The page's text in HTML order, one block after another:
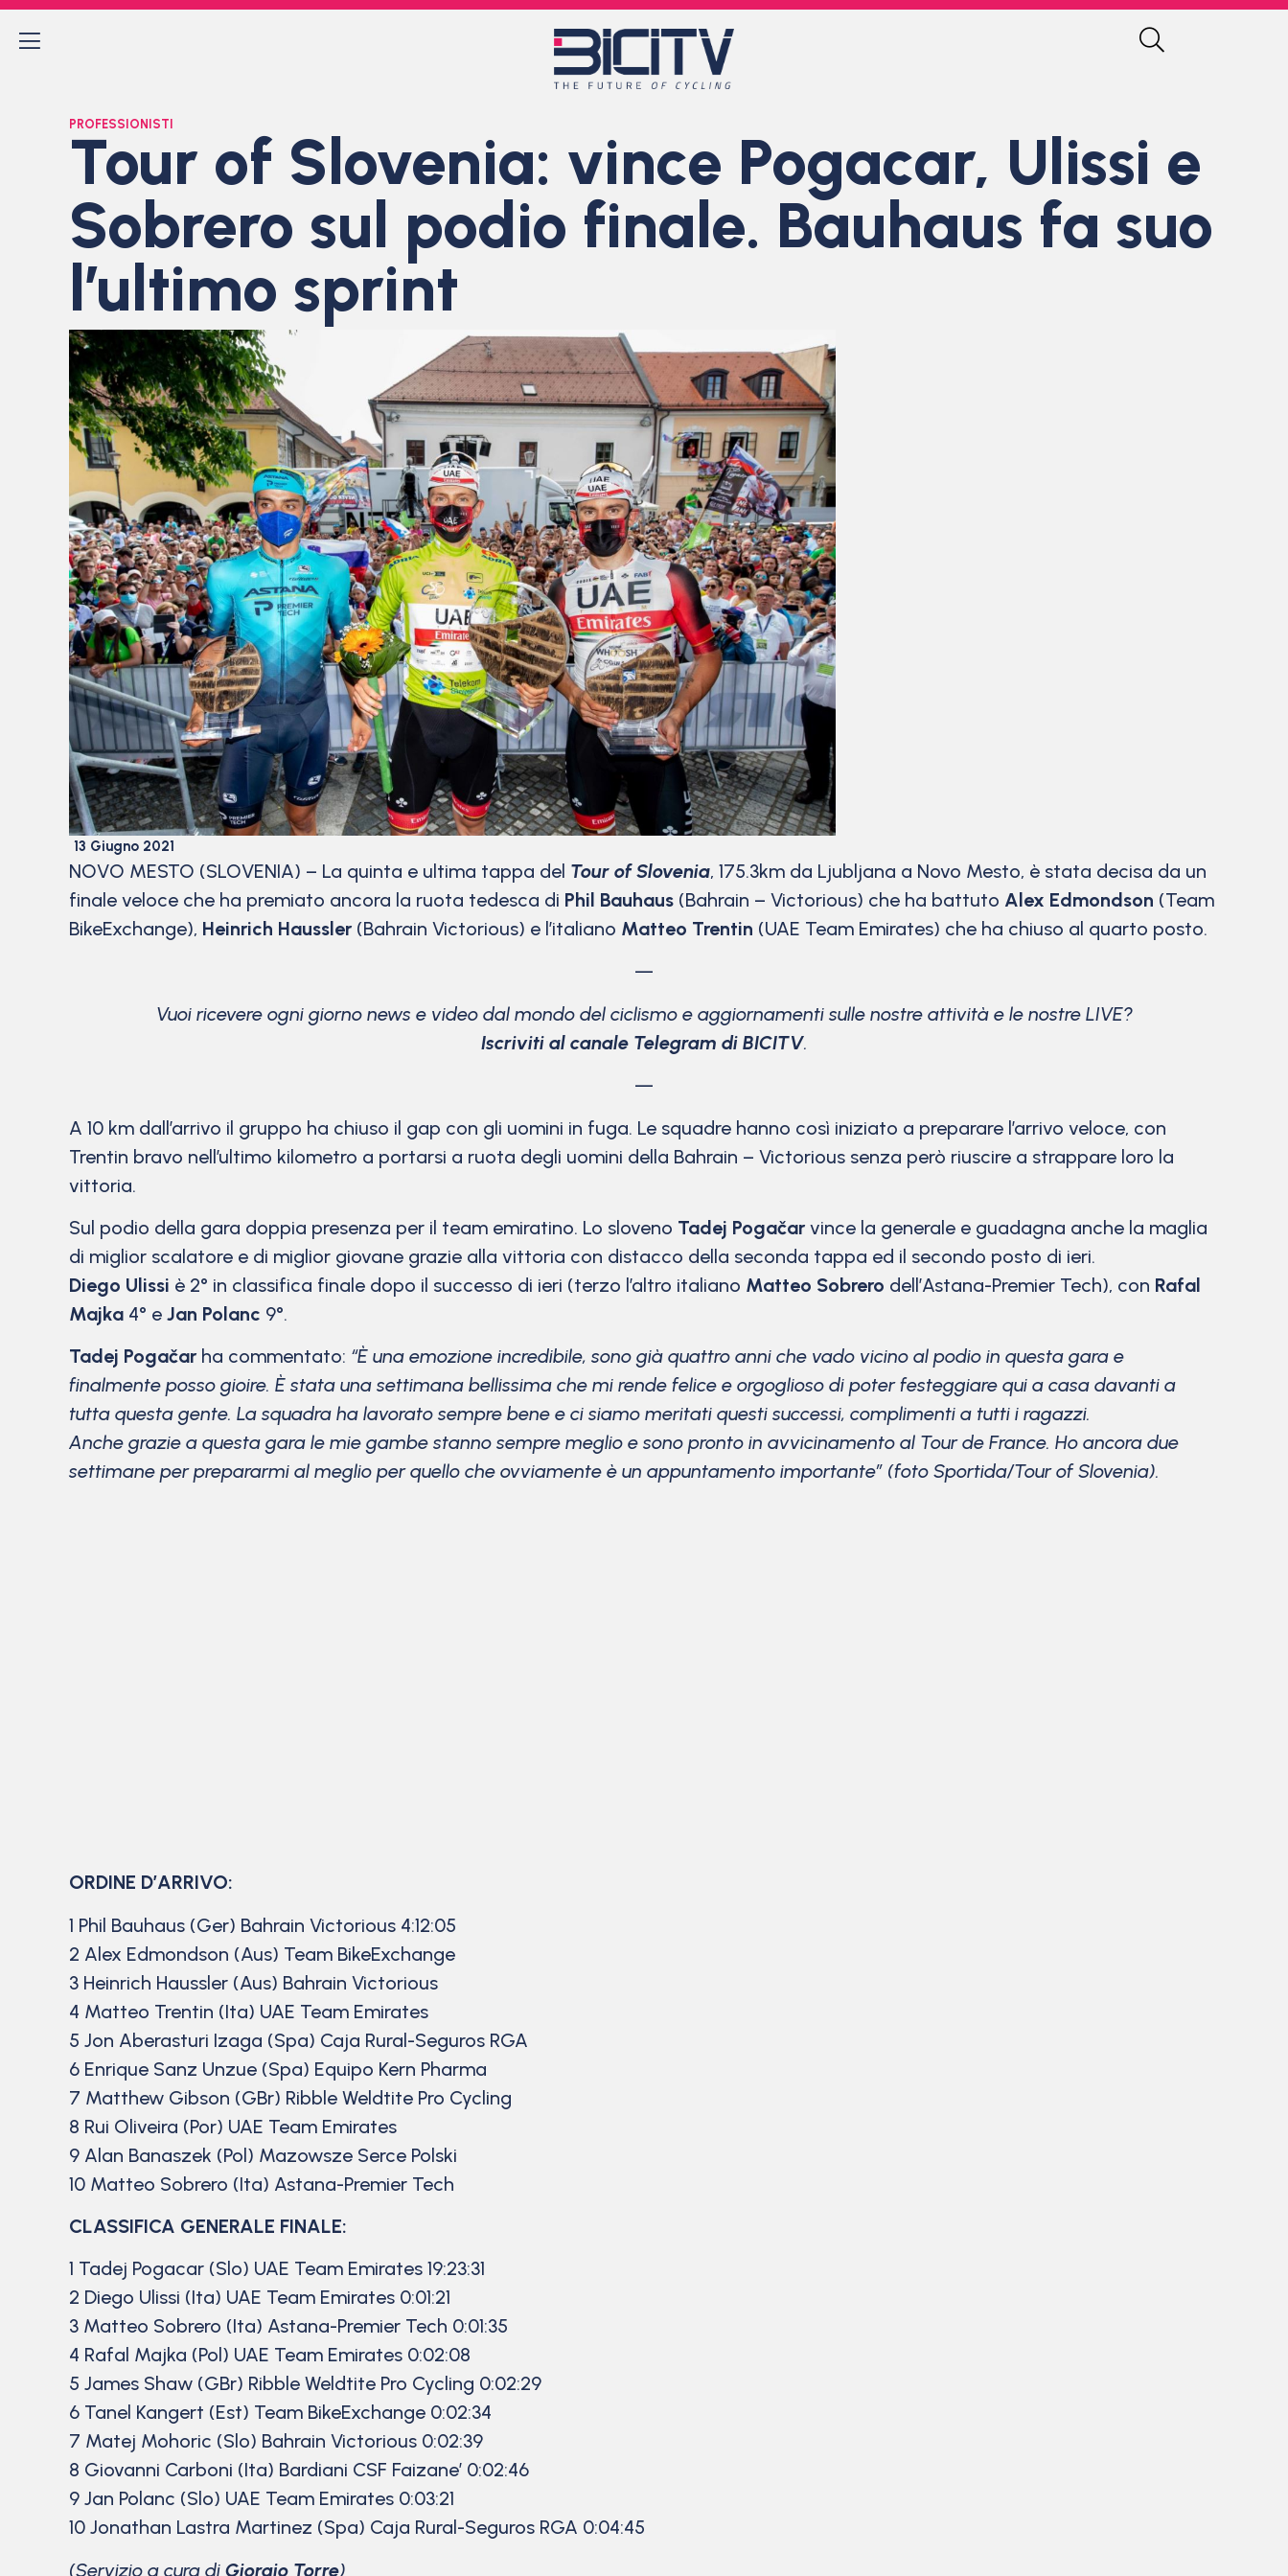
PROFESSIONISTI
Tour of Slovenia: vince Pogacar, Ulissi e
Sobrero sul podio finale. Bauhaus fa suo
l’ultimo sprint
13 Giugno 2021
NOVO MESTO (SLOVENIA) – La quinta e ultima tappa del Tour of Slovenia, 175.3km da Ljubljana a Novo Mesto, è stata decisa da un
finale veloce che ha premiato ancora la ruota tedesca di Phil Bauhaus (Bahrain – Victorious) che ha battuto Alex Edmondson (Team
BikeExchange), Heinrich Haussler (Bahrain Victorious) e l’italiano Matteo Trentin (UAE Team Emirates) che ha chiuso al quarto posto.
—
Vuoi ricevere ogni giorno news e video dal mondo del ciclismo e aggiornamenti sulle nostre attività e le nostre LIVE?
Iscriviti al canale Telegram di BICITV.
—
A 10 km dall’arrivo il gruppo ha chiuso il gap con gli uomini in fuga. Le squadre hanno così iniziato a preparare l’arrivo veloce, con
Trentin bravo nell’ultimo kilometro a portarsi a ruota degli uomini della Bahrain – Victorious senza però riuscire a strappare loro la
vittoria.
Sul podio della gara doppia presenza per il team emiratino. Lo sloveno Tadej Pogačar vince la generale e guadagna anche la maglia
di miglior scalatore e di miglior giovane grazie alla vittoria con distacco della seconda tappa ed il secondo posto di ieri.
Diego Ulissi è 2° in classifica finale dopo il successo di ieri (terzo l’altro italiano Matteo Sobrero dell’Astana-Premier Tech), con Rafal
Majka 4° e Jan Polanc 9°.
Tadej Pogačar ha commentato: “È una emozione incredibile, sono già quattro anni che vado vicino al podio in questa gara e
finalmente posso gioire. È stata una settimana bellissima che mi rende felice e orgoglioso di poter festeggiare qui a casa davanti a
tutta questa gente. La squadra ha lavorato sempre bene e ci siamo meritati questi successi, complimenti a tutti i ragazzi.
Anche grazie a questa gara le mie gambe stanno sempre meglio e sono pronto in avvicinamento al Tour de France. Ho ancora due
settimane per prepararmi al meglio per quello che ovviamente è un appuntamento importante” (foto Sportida/Tour of Slovenia).
ORDINE D’ARRIVO:
1 Phil Bauhaus (Ger) Bahrain Victorious 4:12:05
2 Alex Edmondson (Aus) Team BikeExchange
3 Heinrich Haussler (Aus) Bahrain Victorious
4 Matteo Trentin (Ita) UAE Team Emirates
5 Jon Aberasturi Izaga (Spa) Caja Rural-Seguros RGA
6 Enrique Sanz Unzue (Spa) Equipo Kern Pharma
7 Matthew Gibson (GBr) Ribble Weldtite Pro Cycling
8 Rui Oliveira (Por) UAE Team Emirates
9 Alan Banaszek (Pol) Mazowsze Serce Polski
10 Matteo Sobrero (Ita) Astana-Premier Tech
CLASSIFICA GENERALE FINALE:
1 Tadej Pogacar (Slo) UAE Team Emirates 19:23:31
2 Diego Ulissi (Ita) UAE Team Emirates 0:01:21
3 Matteo Sobrero (Ita) Astana-Premier Tech 0:01:35
4 Rafal Majka (Pol) UAE Team Emirates 0:02:08
5 James Shaw (GBr) Ribble Weldtite Pro Cycling 0:02:29
6 Tanel Kangert (Est) Team BikeExchange 0:02:34
7 Matej Mohoric (Slo) Bahrain Victorious 0:02:39
8 Giovanni Carboni (Ita) Bardiani CSF Faizane’ 0:02:46
9 Jan Polanc (Slo) UAE Team Emirates 0:03:21
10 Jonathan Lastra Martinez (Spa) Caja Rural-Seguros RGA 0:04:45
(Servizio a cura di Giorgio Torre)